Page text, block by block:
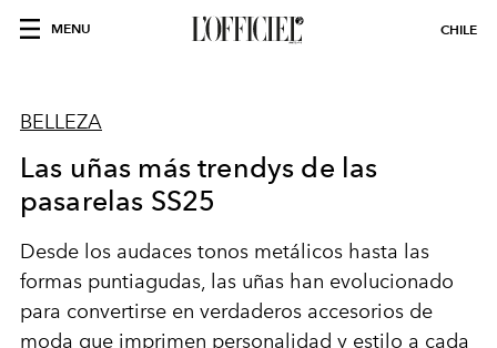
MENU CHILE
BELLEZA
Las uñas más trendys de las
pasarelas SS25
Desde los audaces tonos metálicos hasta las
formas puntiagudas, las uñas han evolucionado
para convertirse en verdaderos accesorios de
moda que imprimen personalidad y estilo a cada